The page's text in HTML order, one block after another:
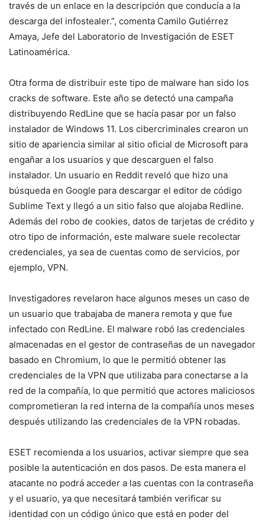
través de un enlace en la descripción que conducía a la
descarga del infostealer.”, comenta Camilo Gutiérrez
Amaya, Jefe del Laboratorio de Investigación de ESET
Latinoamérica.
Otra forma de distribuir este tipo de malware han sido los
cracks de software. Este año se detectó una campaña
distribuyendo RedLine que se hacía pasar por un falso
instalador de Windows 11. Los cibercriminales crearon un
sitio de apariencia similar al sitio oficial de Microsoft para
engañar a los usuarios y que descarguen el falso
instalador. Un usuario en Reddit reveló que hizo una
búsqueda en Google para descargar el editor de código
Sublime Text y llegó a un sitio falso que alojaba Redline.
Además del robo de cookies, datos de tarjetas de crédito y
otro tipo de información, este malware suele recolectar
credenciales, ya sea de cuentas como de servicios, por
ejemplo, VPN.
Investigadores revelaron hace algunos meses un caso de
un usuario que trabajaba de manera remota y que fue
infectado con RedLine. El malware robó las credenciales
almacenadas en el gestor de contraseñas de un navegador
basado en Chromium, lo que le permitió obtener las
credenciales de la VPN que utilizaba para conectarse a la
red de la compañía, lo que permitió que actores maliciosos
comprometieran la red interna de la compañía unos meses
después utilizando las credenciales de la VPN robadas.
ESET recomienda a los usuarios, activar siempre que sea
posible la autenticación en dos pasos. De esta manera el
atacante no podrá acceder a las cuentas con la contraseña
y el usuario, ya que necesitará también verificar su
identidad con un código único que está en poder del